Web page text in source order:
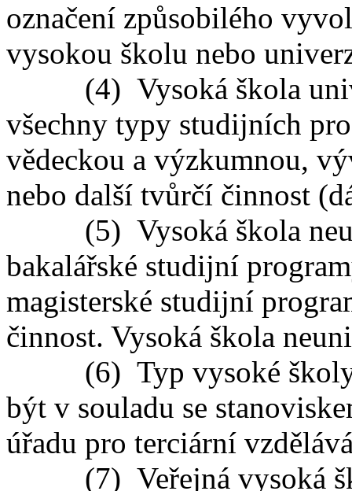
označení způsobilého
vysokou školu nebo
(4) Vysoká škola
všechny typy studijních
vědeckou a výzkumnou,
nebo další tvůrčí činnost
(5) Vysoká škola
bakalářské studijní
magisterské studijní
činnost. Vysoká škola
(6) Typ vysoké školy
být v souladu se
úřadu pro terciární
(7) Veřejná vysoká